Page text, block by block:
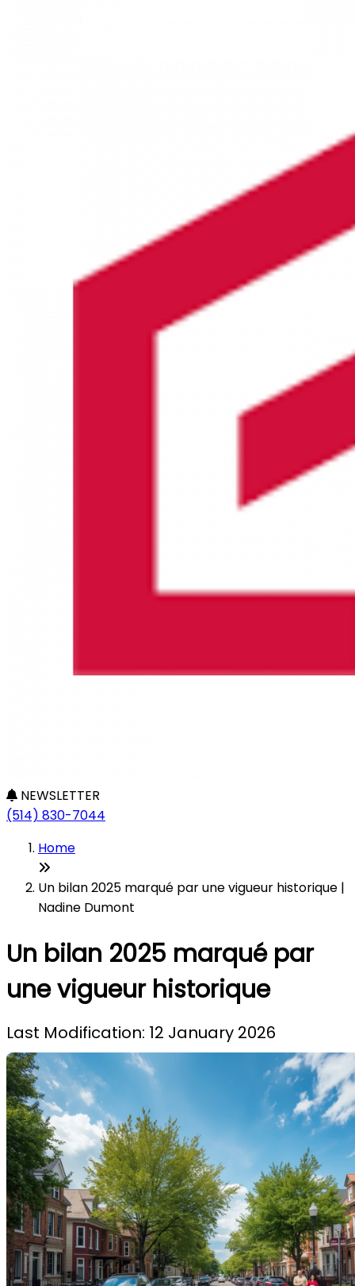
NEWSLETTER
(514) 830-7044
Home
Un bilan 2025 marqué par une vigueur historique |
Nadine Dumont
Un bilan 2025 marqué par
une vigueur historique
Last Modification: 12 January 2026